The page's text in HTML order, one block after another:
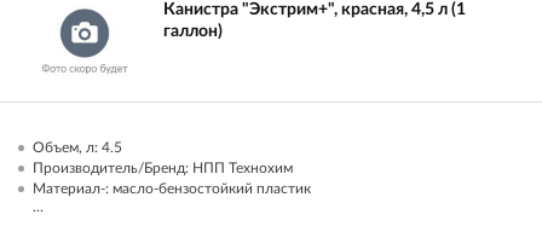
Канистра "Экстрим+", красная, 4,5 л (1
галлон)
Объем, л: 4.5
Производитель/Бренд: НПП Технохим
Материал-: масло-бензостойкий пластик
...